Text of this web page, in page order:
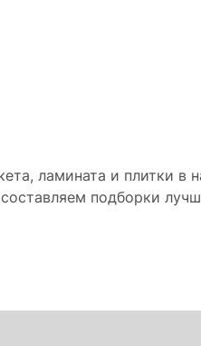
ламината и плитки в
подборки